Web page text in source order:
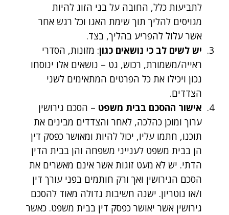
לתביעות כלל, החובה על בני הזוג להיות
מגויסים להליך תוך שימת האגו וכל רגש אחר
אשר עלול להפריע בהליך, בצד.
יש לשים לב כי נושאים כגון: מזונות, הסדרי
ראייה/משמורת, רכוש, גט – נושאים אלו ינוסחו
נכון ויכילו את כל הפרטים המתאימים לשני
הצדדים.
אישור ההסכם בבית משפט – הסכם גירושין
ערוך ומוכן כהלכה, לאחר והצדדים מבינים את
תוכנו, חתמו עליו, יכול להיות ומאושר כפסק דין
הן בבית משפט לענייני משפחה והן בבית הדין
הדתי. יש לא מעט זוגות אשר אינם מאשרים את
הסכם הגירושין ואך ורק חותמים בפני עורך דין
ו/או נוטריון. ישנה חשיבות גדולה מאוד להסכם
גירושין אשר יאושר כפסק דין בבית משפט. כאשר